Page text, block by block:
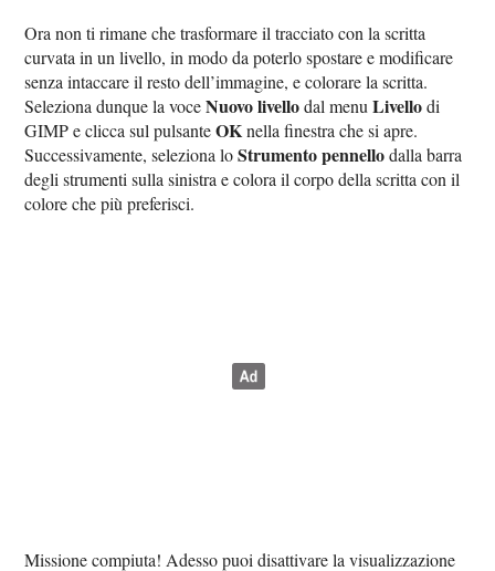
Ora non ti rimane che trasformare il tracciato con la scritta
curvata in un livello, in modo da poterlo spostare e modificare
senza intaccare il resto dell’immagine, e colorare la scritta.
Seleziona dunque la voceNuovo livellodal menuLivellodi
GIMP e clicca sul pulsanteOKnella finestra che si apre.
Successivamente, seleziona loStrumento pennellodalla barra
degli strumenti sulla sinistra e colora il corpo della scritta con il
colore che più preferisci.
Missione compiuta! Adesso puoi disattivare la visualizzazione